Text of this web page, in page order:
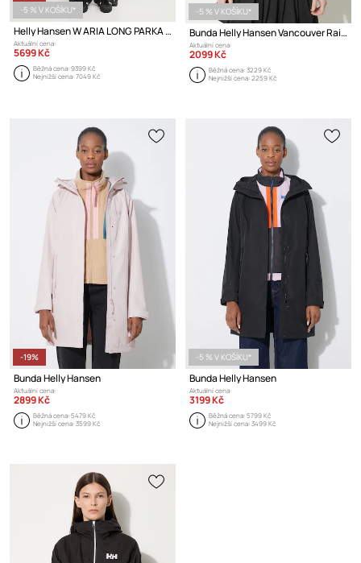
-5 % V KOŠÍKU*
Helly Hansen W ARIA LONG PARKA bunda dámská
Aktuální cena:
5699 Kč
Běžná cena:9399 Kč
Nejnižší cena:7049 Kč
-5 % V KOŠÍKU*
Bunda Helly Hansen Vancouver Rain
Aktuální cena:
2099 Kč
Běžná cena:3229 Kč
Nejnižší cena:2259 Kč
-19%
Bunda Helly Hansen
Aktuální cena:
2899 Kč
Běžná cena:5479 Kč
Nejnižší cena:3599 Kč
-5 % V KOŠÍKU*
Bunda Helly Hansen
Aktuální cena:
3199 Kč
Běžná cena:5799 Kč
Nejnižší cena:3499 Kč